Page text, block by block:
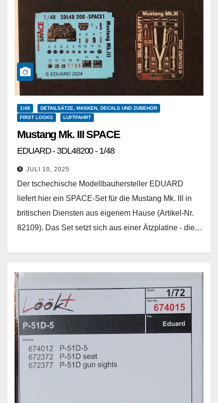
1/48
DETAILSÄTZE, MASKEN, DECALS UND ZUBEHÖR
FIRST LOOKS
LUFTFAHRT
Mustang Mk. III SPACE
EDUARD - 3DL48200 - 1/48
JULI 10, 2025
Der tschechische Modellbauhersteller EDUARD
liefert hier ein SPACE-Set für die Mustang Mk. III in
britischen Diensten aus eigenem Hause (Artikel-Nr.
82109). Das Set setzt sich aus einer Ätzplatine - die…